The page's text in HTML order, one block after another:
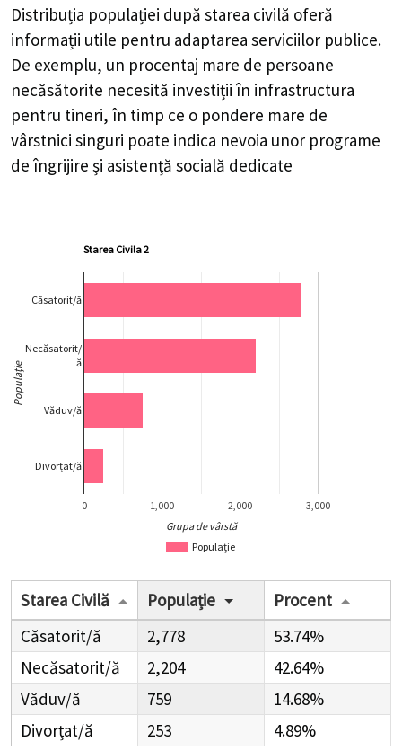
Distribuția populației după starea civilă oferă
informații utile pentru adaptarea serviciilor publice.
De exemplu, un procentaj mare de persoane
necăsătorite necesită investiții în infrastructura
pentru tineri, în timp ce o pondere mare de
vârstnici singuri poate indica nevoia unor programe
de îngrijire și asistență socială dedicate
Starea Civila 2
Populație
0 1,000 2,000 3,000
Căsatorit/ă
Necăsatorit/
ă
Văduv/ă
Divorțat/ă
Grupa de vârstă
Populație
Starea Civilă Populație
Procent
Căsatorit/ă
2,778
53.74%
Necăsatorit/ă
2,204
42.64%
Văduv/ă
759
14.68%
Divorțat/ă
253 4.89%